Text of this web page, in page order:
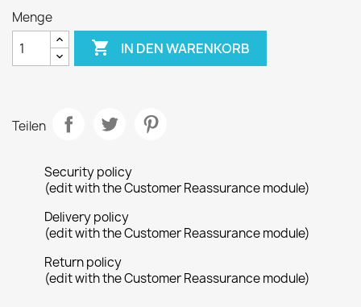
Menge
 IN DEN WARENKORB
Teilen
Security policy
(edit with the Customer Reassurance module)
Delivery policy
(edit with the Customer Reassurance module)
Return policy
(edit with the Customer Reassurance module)